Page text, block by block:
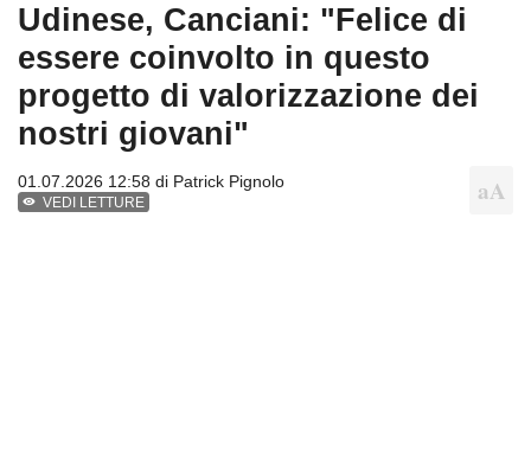
Udinese, Canciani: "Felice di
essere coinvolto in questo
progetto di valorizzazione dei
nostri giovani"
01.07.2026 12:58 di Patrick Pignolo
VEDI LETTURE